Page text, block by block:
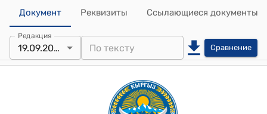
Документ Реквизиты Ссылающиеся документы
Редакция
19.09.2024 Сравнение